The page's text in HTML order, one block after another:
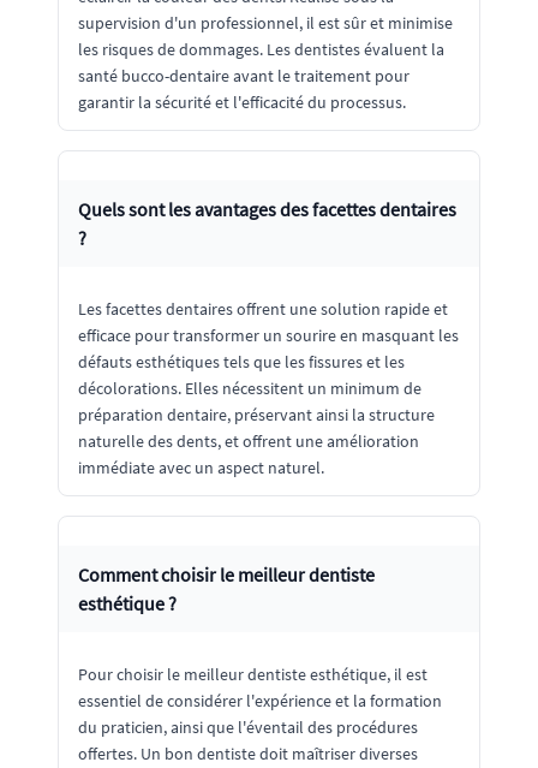
supervision d'un professionnel, il est sûr et minimise
les risques de dommages. Les dentistes évaluent la
santé bucco-dentaire avant le traitement pour
garantir la sécurité et l'efficacité du processus.
Quels sont les avantages des facettes dentaires
?
Les facettes dentaires offrent une solution rapide et
efficace pour transformer un sourire en masquant les
défauts esthétiques tels que les fissures et les
décolorations. Elles nécessitent un minimum de
préparation dentaire, préservant ainsi la structure
naturelle des dents, et offrent une amélioration
immédiate avec un aspect naturel.
Comment choisir le meilleur dentiste
esthétique ?
Pour choisir le meilleur dentiste esthétique, il est
essentiel de considérer l'expérience et la formation
du praticien, ainsi que l'éventail des procédures
offertes. Un bon dentiste doit maîtriser diverses